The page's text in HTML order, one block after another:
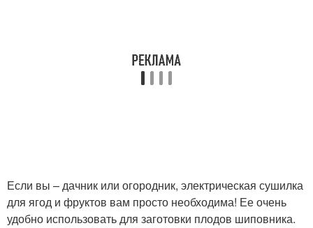
Если вы – дачник или огородник, электрическая сушилка
для ягод и фруктов вам просто необходима! Ее очень
удобно использовать для заготовки плодов шиповника.